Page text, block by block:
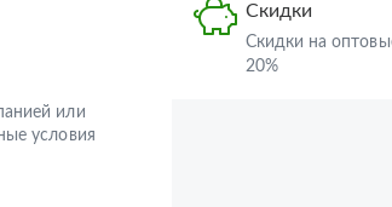
или
условия
Скидки
Скидки на
20%